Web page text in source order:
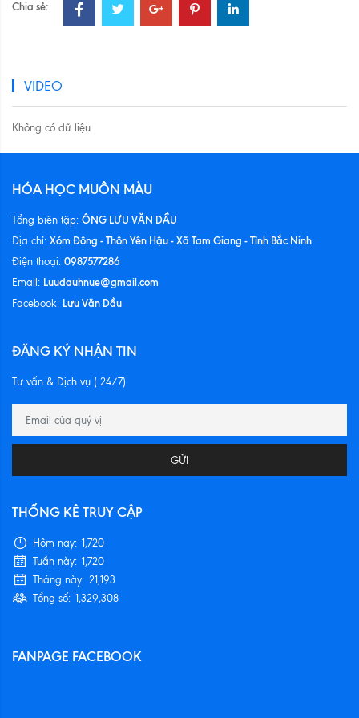
Chia sẻ:
VIDEO
Không có dữ liệu
HÓA HỌC MUÔN MÀU
Tổng biên tập: ÔNG LƯU VĂN DẦU
Địa chỉ: Xóm Đông - Thôn Yên Hậu - Xã Tam Giang - Tỉnh Bắc Ninh
Điện thoại: 0987577286
Email: Luudauhnue@gmail.com
Facebook: Lưu Văn Dầu
ĐĂNG KÝ NHẬN TIN
Tư vấn & Dịch vụ ( 24/7)
GỬI
THỐNG KÊ TRUY CẬP
Hôm nay: 1,720
Tuần này: 1,720
Tháng này: 21,193
Tổng số: 1,329,308
FANPAGE FACEBOOK